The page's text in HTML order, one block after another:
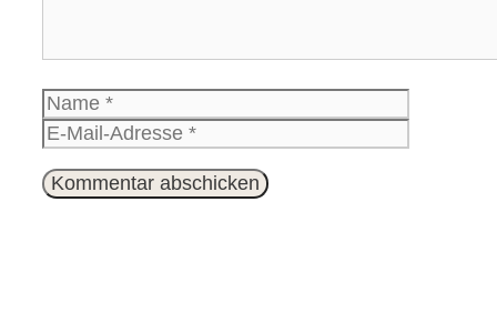
Name